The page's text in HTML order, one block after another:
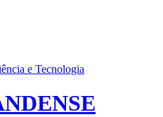
e Tecnologia